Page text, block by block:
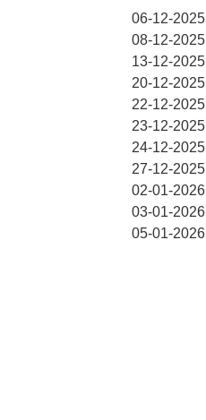
06-12-2025
08-12-2025
13-12-2025
20-12-2025
22-12-2025
23-12-2025
24-12-2025
27-12-2025
02-01-2026
03-01-2026
05-01-2026